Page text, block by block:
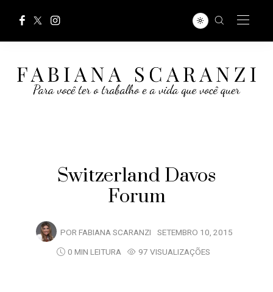
Switzerland Davos
Forum
POR FABIANA SCARANZI SETEMBRO 10, 2015
0 MIN LEITURA
97 VISUALIZAÇÕES